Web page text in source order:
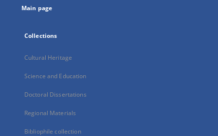
Main page
Collections
Cultural Heritage
Science and Education
Doctoral Dissertations
Regional Materials
Bibliophile collection